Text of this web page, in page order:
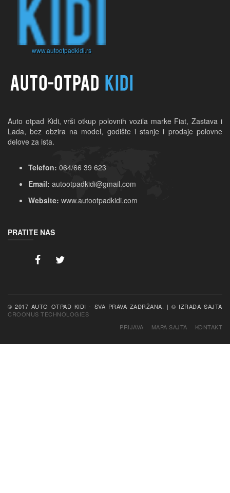
www.autootpadkidi.rs
Auto otpad Kidi, vrši otkup polovnih vozila marke Fiat, Zastava i
Lada, bez obzira na model, godište i stanje i prodaje polovne
delove za ista.
Telefon: 064/66 39 623
Email: autootpadkidi@gmail.com
Website: www.autootpadkidi.com
PRATITE NAS
CROONUS TECHNOLOGIES
PRIJAVA
MAPA SAJTA KONTAKT